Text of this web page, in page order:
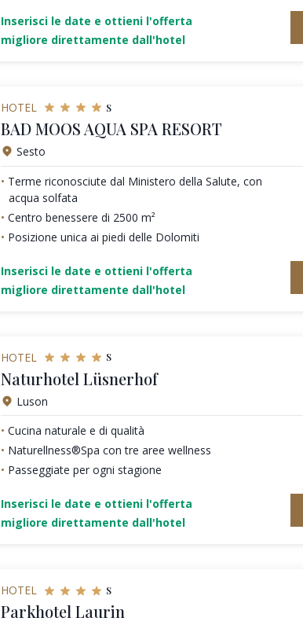
Inserisci le date e ottieni l'offerta
migliore direttamente dall'hotel
HOTEL s
BAD MOOS AQUA SPA RESORT
Sesto
Terme riconosciute dal Ministero della Salute, con
acqua solfata
Centro benessere di 2500 m²
Posizione unica ai piedi delle Dolomiti
Inserisci le date e ottieni l'offerta
migliore direttamente dall'hotel
HOTEL s
Naturhotel Lüsnerhof
Luson
Cucina naturale e di qualità
Naturellness®Spa con tre aree wellness
Passeggiate per ogni stagione
Inserisci le date e ottieni l'offerta
migliore direttamente dall'hotel
HOTEL s
Parkhotel Laurin